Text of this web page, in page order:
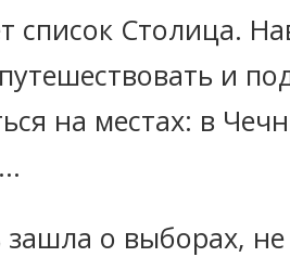
список Столица.
и
на местах: в
зашла о выборах,